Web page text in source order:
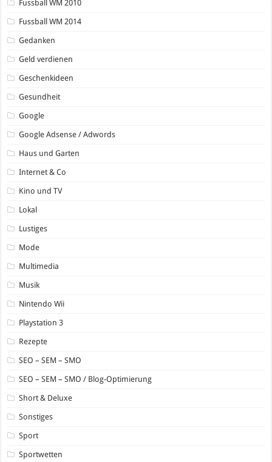
Fussball WM 2010
Fussball WM 2014
Gedanken
Geld verdienen
Geschenkideen
Gesundheit
Google
Google Adsense / Adwords
Haus und Garten
Internet & Co
Kino und TV
Lokal
Lustiges
Mode
Multimedia
Musik
Nintendo Wii
Playstation 3
Rezepte
SEO – SEM – SMO
SEO – SEM – SMO / Blog-Optimierung
Short & Deluxe
Sonstiges
Sport
Sportwetten